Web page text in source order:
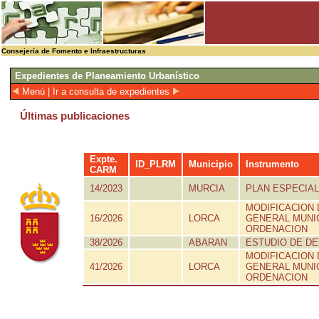
Consejería de Fomento e Infraestructuras
Expedientes de Planeamiento Urbanístico
Menú
Ir a consulta de expedientes
Últimas publicaciones
Expte.
CARM
ID_PLRM Municipio Instrumento
14/2023 MURCIA PLAN ESPECIAL
16/2026 LORCA
MODIFICACION
GENERAL
ORDENACION
38/2026
ABARAN ESTUDIO DE
41/2026 LORCA
MODIFICACION
GENERAL
ORDENACION